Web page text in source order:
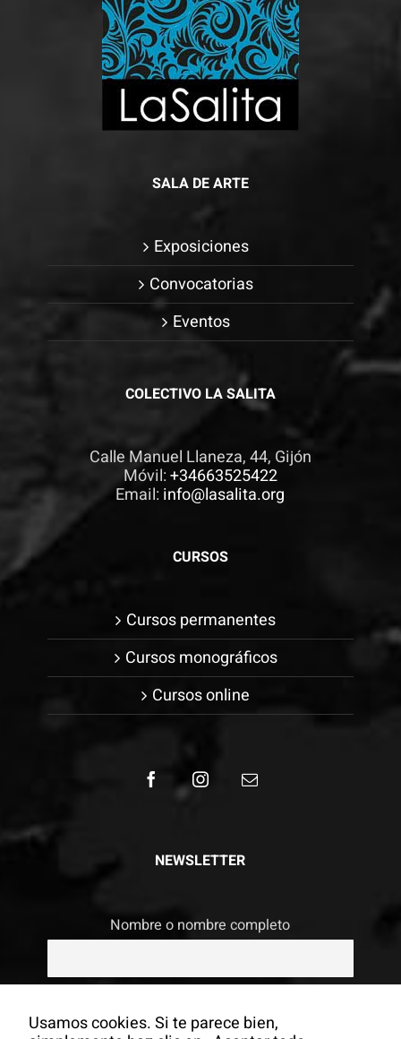
SALA DE ARTE
Exposiciones
Convocatorias
Eventos
COLECTIVO LA SALITA
Calle Manuel Llaneza, 44, Gijón
Móvil:+34663525422
Email: info@lasalita.org
CURSOS
Cursos permanentes
Cursos monográficos
Cursos online
NEWSLETTER
Nombre o nombre completo
Usamos cookies. Si te parece bien,